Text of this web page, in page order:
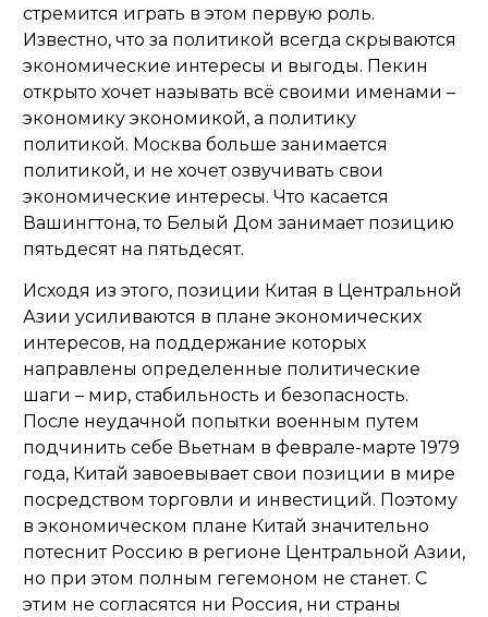
стремится играть в этом первую роль.
Известно, что за политикой всегда скрываются
экономические интересы и выгоды. Пекин
открыто хочет называть всё своими именами –
экономику экономикой, а политику
политикой. Москва больше занимается
политикой, и не хочет озвучивать свои
экономические интересы. Что касается
Вашингтона, то Белый Дом занимает позицию
пятьдесят на пятьдесят.
Исходя из этого, позиции Китая в Центральной
Азии усиливаются в плане экономических
интересов, на поддержание которых
направлены определенные политические
шаги – мир, стабильность и безопасность.
После неудачной попытки военным путем
подчинить себе Вьетнам в феврале-марте 1979
года, Китай завоевывает свои позиции в мире
посредством торговли и инвестиций. Поэтому
в экономическом плане Китай значительно
потеснит Россию в регионе Центральной Азии,
но при этом полным гегемоном не станет. С
этим не согласятся ни Россия, ни страны